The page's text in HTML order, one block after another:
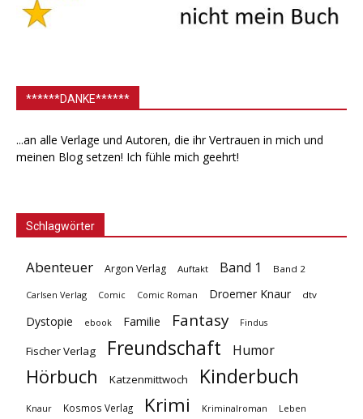
******DANKE******
...an alle Verlage und Autoren, die ihr Vertrauen in mich und
meinen Blog setzen! Ich fühle mich geehrt!
Schlagwörter
Abenteuer Argon Verlag Auftakt Band 1 Band 2
Carlsen Verlag Comic Comic Roman Droemer Knaur dtv
Dystopie ebook Familie Fantasy Findus
Fischer Verlag Freundschaft Humor
Hörbuch Katzenmittwoch Kinderbuch
Knaur Kosmos Verlag Krimi Kriminalroman Leben